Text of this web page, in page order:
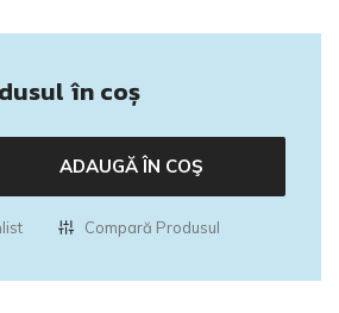
în coș
ADAUGĂ ÎN COŞ
Compară Produsul